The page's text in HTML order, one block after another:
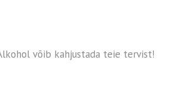
võib kahjustada teie tervist!